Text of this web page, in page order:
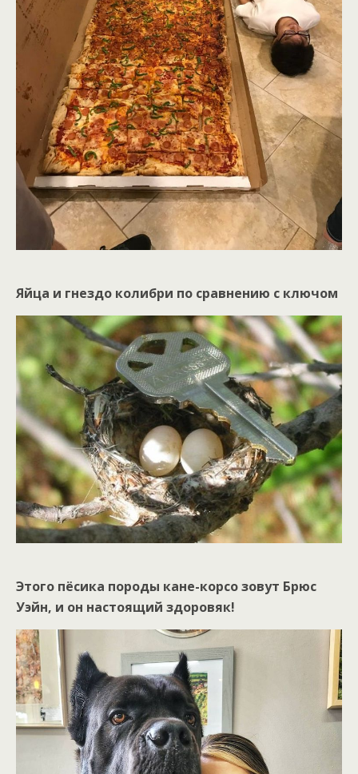
Яйца и гнездо колибри по сравнению с ключом
Этого пёсика породы кане-корсо зовут Брюс
Уэйн, и он настоящий здоровяк!